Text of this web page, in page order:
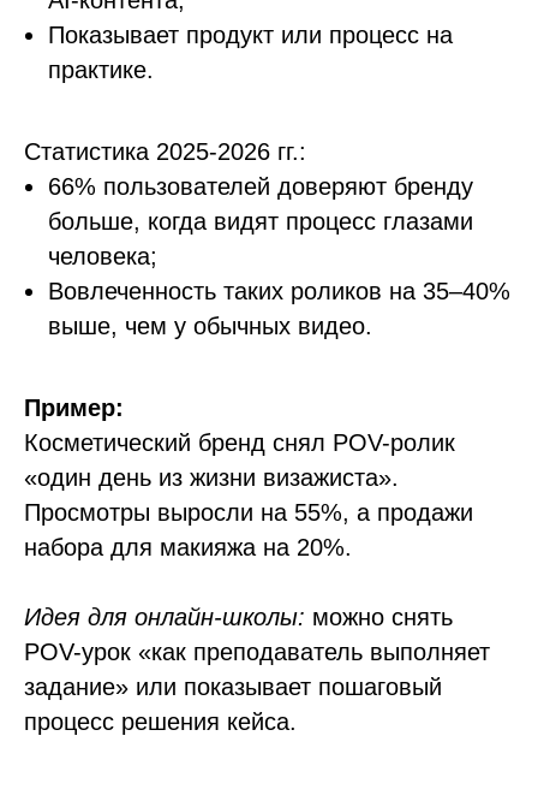
Показывает продукт или процесс на
практике.
Статистика 2025-2026 гг.:
66% пользователей доверяют бренду
больше, когда видят процесс глазами
человека;
Вовлеченность таких роликов на 35–40%
выше, чем у обычных видео.
Пример:
Косметический бренд снял POV-ролик
«один день из жизни визажиста».
Просмотры выросли на 55%, а продажи
набора для макияжа на 20%.
Идея для онлайн-школы: можно снять
POV-урок «как преподаватель выполняет
задание» или показывает пошаговый
процесс решения кейса.